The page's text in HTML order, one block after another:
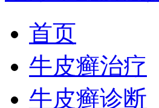
首页
牛皮癣治疗
牛皮癣诊断